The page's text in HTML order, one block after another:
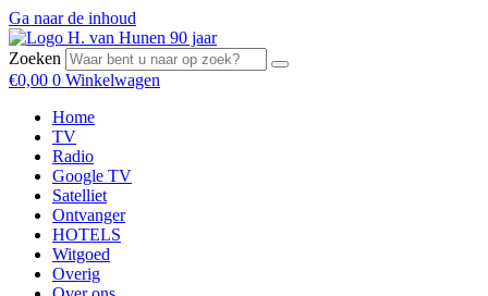
Ga naar de inhoud
Zoeken
€0,00 0 Winkelwagen
Home
TV
Radio
Google TV
Satelliet
Ontvanger
HOTELS
Witgoed
Overig